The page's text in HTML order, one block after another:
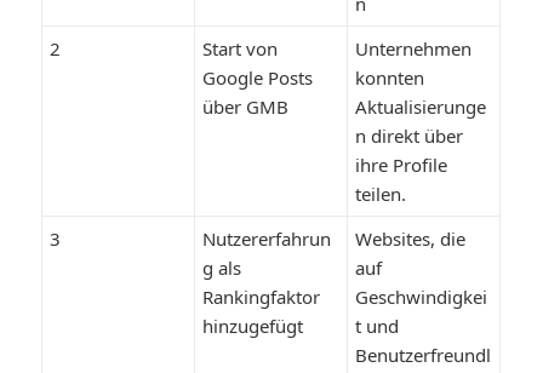
2
Start von
Google Posts
über GMB
Unternehmen
konnten
Aktualisierunge
n direkt über
ihre Profile
teilen.
3
Nutzererfahrun
g als
Rankingfaktor
hinzugefügt
Websites, die
auf
Geschwindigkei
t und
Benutzerfreundl